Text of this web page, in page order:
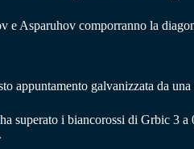
e Asparuhov comporranno la
appuntamento galvanizzata da
ha superato i biancorossi di Grbic 3